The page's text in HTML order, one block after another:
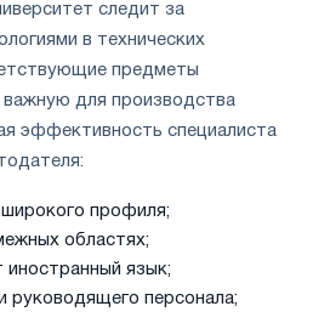
следит за
в технических
предметы
для производства
эффективность специалиста
профиля;
областях;
иностранный язык;
руководящего персонала;